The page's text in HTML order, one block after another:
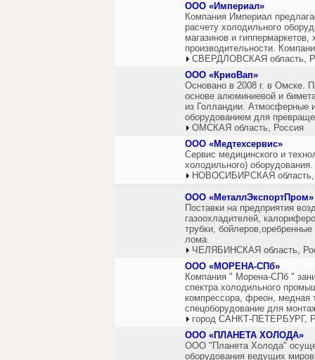
ООО «Империал»
Компания Империал
расчету холодильного
магазинов и
производительности.
СВЕРДЛОВСКАЯ область,
ООО «КриоВап»
Основано в 2008 г. в Омске.
основе алюминиевой и
из Голландии. Атмосферные
оборудованием для
ОМСКАЯ область, Россия
ООО «Медтехсервис»
Cервис медицинского и
холодильного) оборудования.
НОВОСИБИРСКАЯ область,
ООО «МеталлЭкспортПром»
Поставки на предприятия
газоохладителей,
трубки,
лома.
ЧЕЛЯБИНСКАЯ область,
ООО «МОРЕНА-СПб»
Компания " Морена-СПб "
спектра холодильного
компрессора, фреон, медная
спецоборудование для
город САНКТ-ПЕТЕРБУРГ,
ООО «ПЛАНЕТА ХОЛОДА»
ООО "Планета Холода"
оборудования ведущих